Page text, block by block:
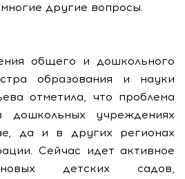
другие вопросы.
общего и дошкольного
образования и науки
отметила, что проблема
учреждениях
да и в других регионах
Сейчас идет активное
новых детских садов,